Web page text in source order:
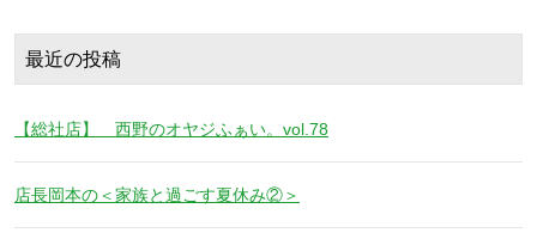
最近の投稿
【総社店】 西野のオヤジふぁい。vol.78
店長岡本の＜家族と過ごす夏休み②＞